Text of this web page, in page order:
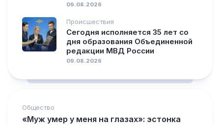
09.08.2026
Происшествия
Сегодня исполняется 35 лет со
дня образования Объединенной
редакции МВД России
09.08.2026
Общество
«Муж умер у меня на глазах»: эстонка